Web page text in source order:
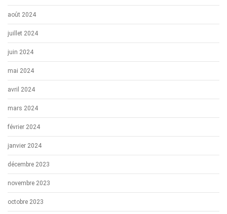
août 2024
juillet 2024
juin 2024
mai 2024
avril 2024
mars 2024
février 2024
janvier 2024
décembre 2023
novembre 2023
octobre 2023